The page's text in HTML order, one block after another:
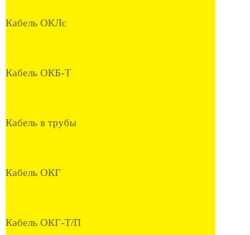
Кабель ОКЛс
Кабель ОКБ-Т
Кабель в трубы
Кабель ОКГ
Кабель ОКГ-Т/П